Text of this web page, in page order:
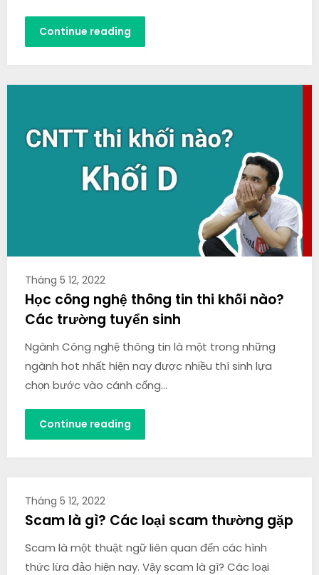
Continue reading
Tháng 5 12, 2022
Học công nghệ thông tin thi khối nào?
Các trường tuyển sinh
Ngành Công nghệ thông tin là một trong những
ngành hot nhất hiện nay được nhiều thí sinh lựa
chọn bước vào cánh cổng…
Continue reading
Tháng 5 12, 2022
Scam là gì? Các loại scam thường gặp
Scam là một thuật ngữ liên quan đến các hình
thức lừa đảo hiện nay. Vậy scam là gì? Các loại